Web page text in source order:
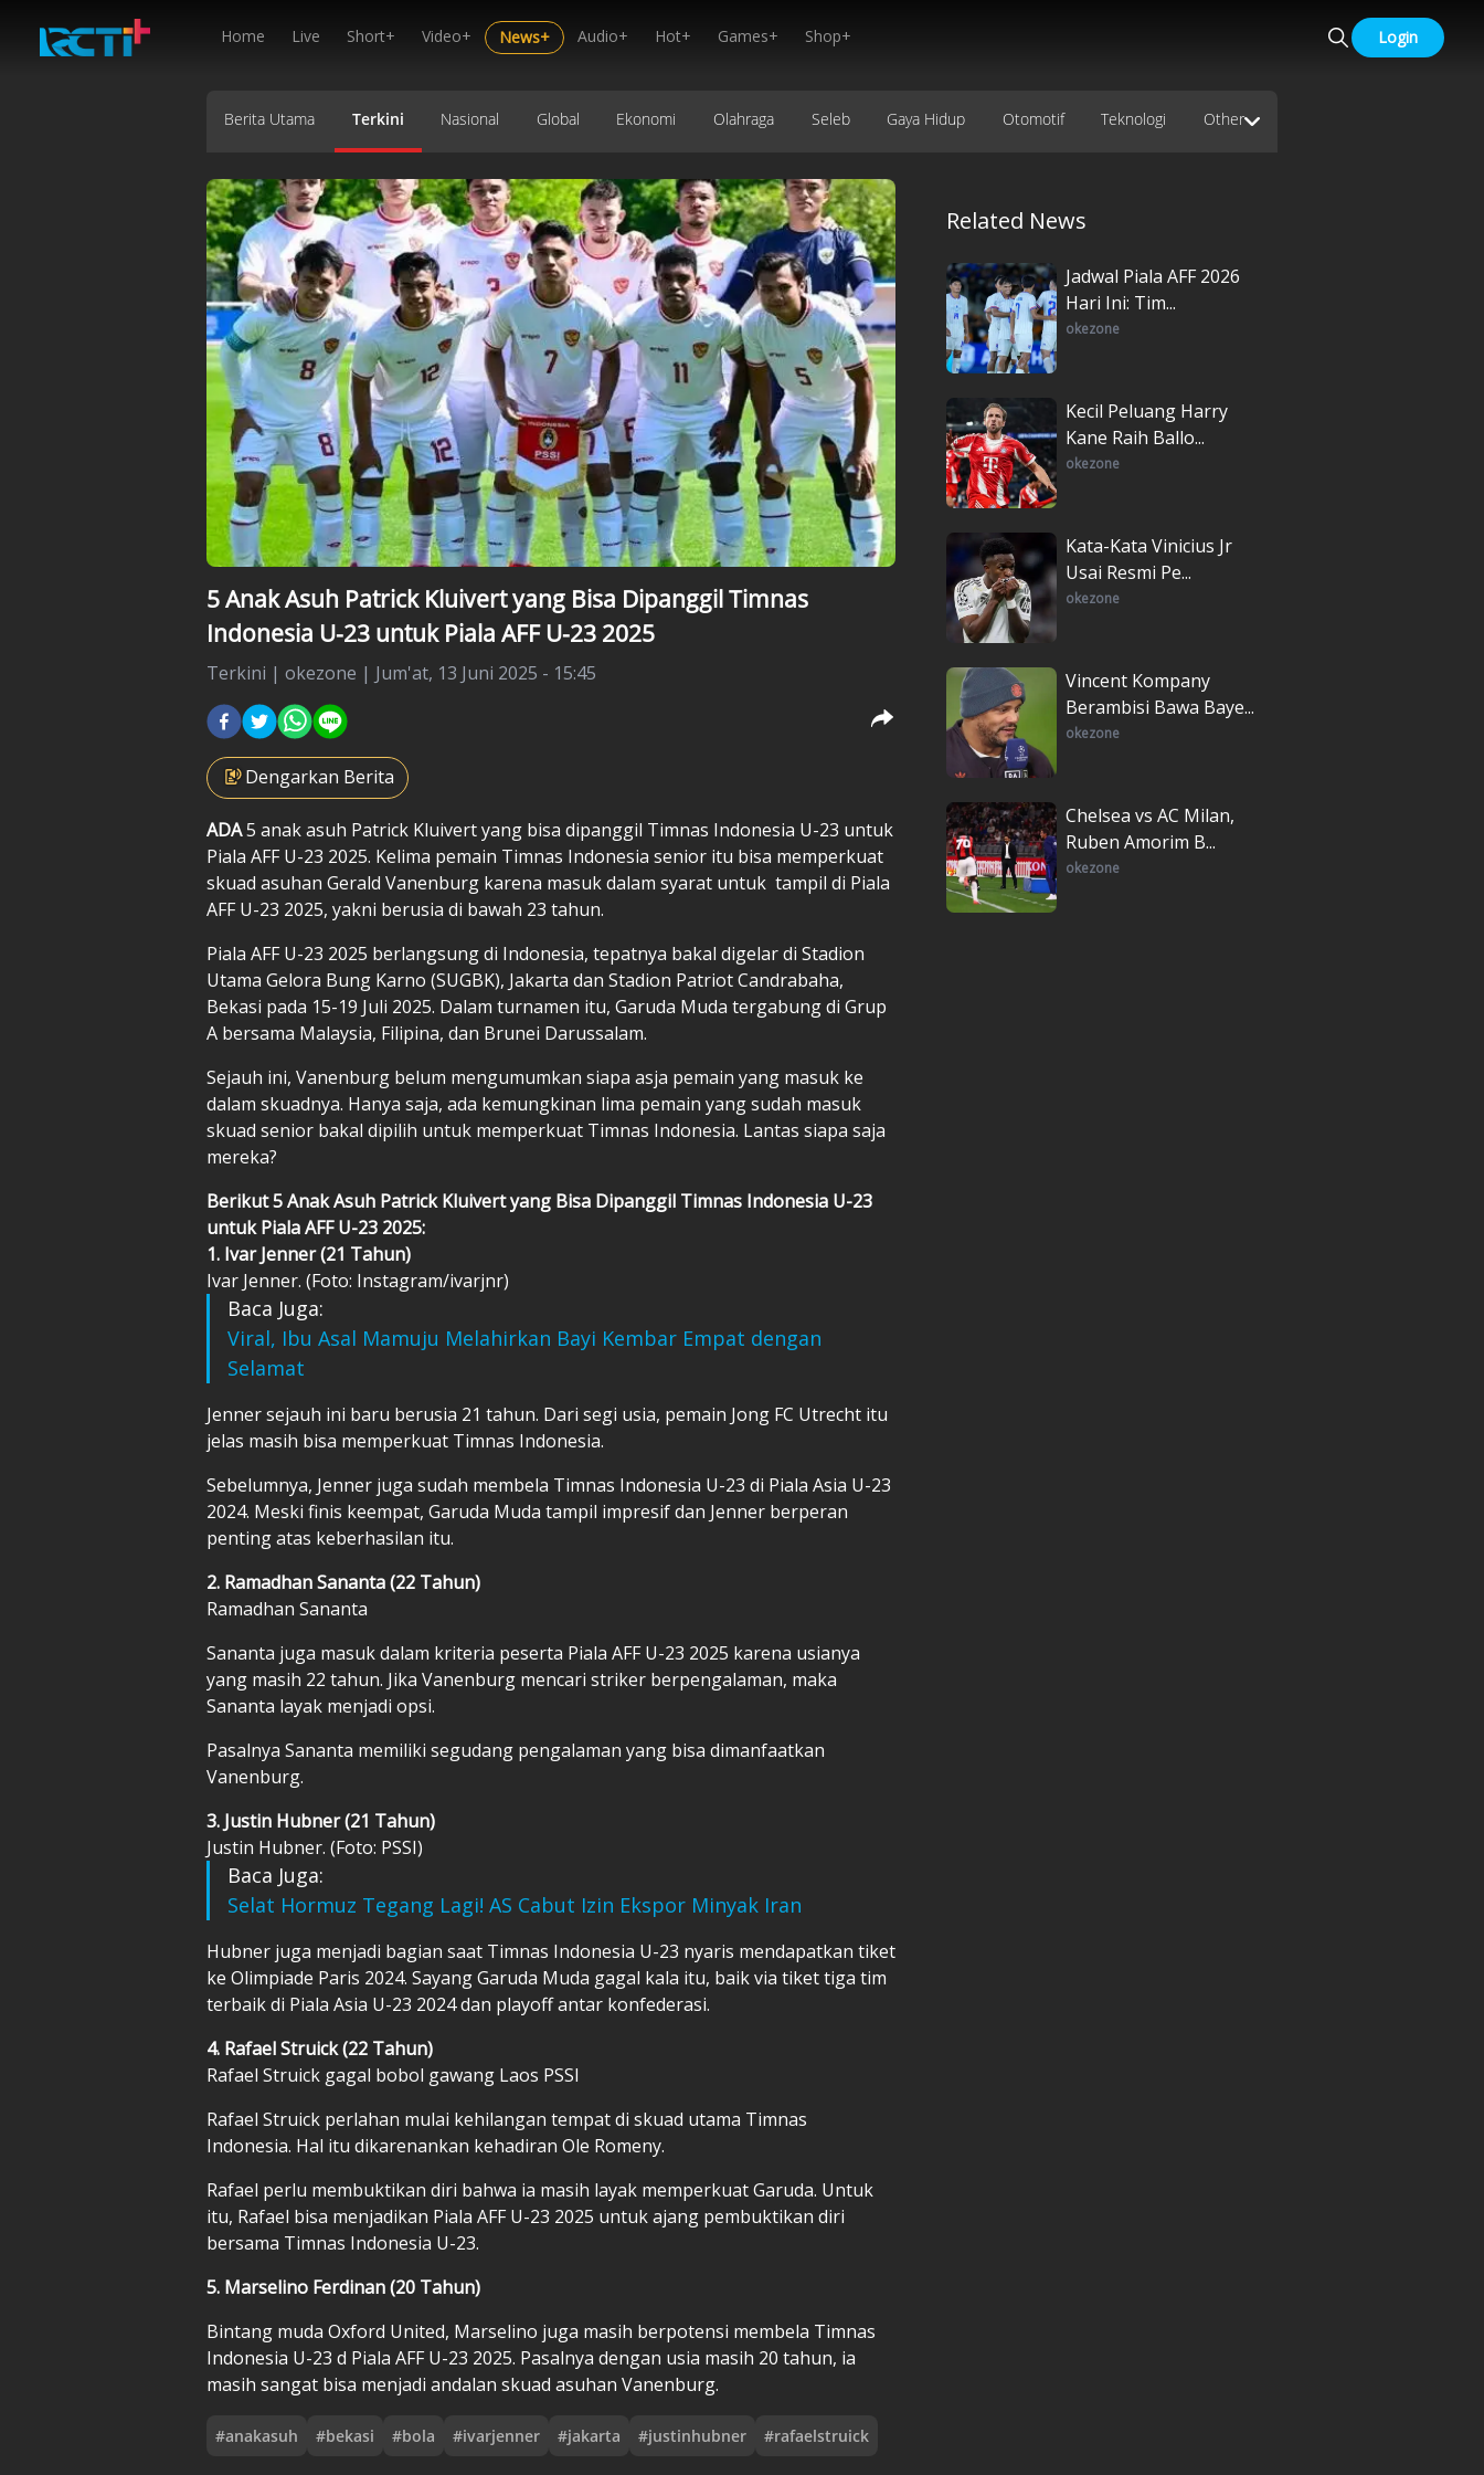
Home Live Short+ Video+ News+ Audio+ Hot+ Games+ Shop+ Login
Berita Utama Terkini Nasional Global Ekonomi Olahraga Seleb Gaya Hidup Otomotif Teknologi Other
5 Anak Asuh Patrick Kluivert yang Bisa Dipanggil Timnas
Indonesia U-23 untuk Piala AFF U-23 2025
Terkini | okezone | Jum'at, 13 Juni 2025 - 15:45
Dengarkan Berita
ADA5 anak asuh Patrick Kluivertyang bisa dipanggil Timnas Indonesia U-23 untuk
Piala AFF U-23 2025. Kelima pemain Timnas Indonesia senior itu bisa memperkuat
skuad asuhan Gerald Vanenburg karena masuk dalam syarat untuk tampil di Piala
AFF U-23 2025, yakni berusia di bawah 23 tahun.
Piala AFF U-23 2025 berlangsung di Indonesia, tepatnya bakal digelar di Stadion
Utama Gelora Bung Karno (SUGBK), Jakarta dan Stadion Patriot Candrabaha,
Bekasi pada 15-19 Juli 2025. Dalam turnamen itu, Garuda Muda tergabung di Grup
A bersama Malaysia, Filipina, dan Brunei Darussalam.
Sejauh ini, Vanenburg belum mengumumkan siapa asja pemain yang masuk ke
dalam skuadnya. Hanya saja, ada kemungkinan lima pemain yang sudah masuk
skuad senior bakal dipilih untuk memperkuat Timnas Indonesia. Lantas siapa saja
mereka?
Berikut 5 Anak Asuh Patrick Kluivert yang Bisa Dipanggil Timnas Indonesia U-23
untuk Piala AFF U-23 2025:
1. Ivar Jenner (21 Tahun)
Ivar Jenner. (Foto: Instagram/ivarjnr)
Baca Juga:
Viral, Ibu Asal Mamuju Melahirkan Bayi Kembar Empat dengan
Selamat
Jenner sejauh ini baru berusia 21 tahun. Dari segi usia, pemain Jong FC Utrecht itu
jelas masih bisa memperkuat Timnas Indonesia.
Sebelumnya, Jenner juga sudah membela Timnas Indonesia U-23 di Piala Asia U-23
2024. Meski finis keempat, Garuda Muda tampil impresif dan Jenner berperan
penting atas keberhasilan itu.
2. Ramadhan Sananta (22 Tahun)
Ramadhan Sananta
Sananta juga masuk dalam kriteria peserta Piala AFF U-23 2025 karena usianya
yang masih 22 tahun. Jika Vanenburg mencari striker berpengalaman, maka
Sananta layak menjadi opsi.
Pasalnya Sananta memiliki segudang pengalaman yang bisa dimanfaatkan
Vanenburg.
3. Justin Hubner (21 Tahun)
Justin Hubner. (Foto: PSSI)
Baca Juga:
Selat Hormuz Tegang Lagi! AS Cabut Izin Ekspor Minyak Iran
Hubner juga menjadi bagian saat Timnas Indonesia U-23 nyaris mendapatkan tiket
ke Olimpiade Paris 2024. Sayang Garuda Muda gagal kala itu, baik via tiket tiga tim
terbaik di Piala Asia U-23 2024 dan playoff antar konfederasi.
4. Rafael Struick (22 Tahun)
Rafael Struick gagal bobol gawang Laos PSSI
Rafael Struick perlahan mulai kehilangan tempat di skuad utama Timnas
Indonesia. Hal itu dikarenankan kehadiran Ole Romeny.
Rafael perlu membuktikan diri bahwa ia masih layak memperkuat Garuda. Untuk
itu, Rafael bisa menjadikan Piala AFF U-23 2025 untuk ajang pembuktikan diri
bersama Timnas Indonesia U-23.
5. Marselino Ferdinan (20 Tahun)
Bintang muda Oxford United, Marselino juga masih berpotensi membela Timnas
Indonesia U-23 d Piala AFF U-23 2025. Pasalnya dengan usia masih 20 tahun, ia
masih sangat bisa menjadi andalan skuad asuhan Vanenburg.
#anakasuh #bekasi #bola #ivarjenner #jakarta #justinhubner #rafaelstruick
Related News
Jadwal Piala AFF 2026
Hari Ini: Tim...
okezone
Kecil Peluang Harry
Kane Raih Ballo...
okezone
Kata-Kata Vinicius Jr
Usai Resmi Pe...
okezone
Vincent Kompany
Berambisi Bawa Baye...
okezone
Chelsea vs AC Milan,
Ruben Amorim B...
okezone